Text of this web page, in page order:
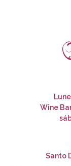
Wine
Santo